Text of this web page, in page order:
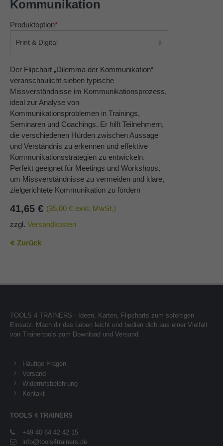
About us
adipiscing elit.
Aenean commodo ligula eget dolor. Aenean massa.
Cum sociis natoque penatibus et magnis dis parturient
montes, nascetur ridiculus mus. Donec quam felis,
ultricies nec.
Kommunikation
Produktoption*
Der Flipchart „Dilemma der Kommunikation“
veranschaulicht sieben typische
Missverständnisse im Kommunikationsprozess,
ideal zur Analyse von
Kommunikationsproblemen in Trainings,
Seminaren und Coachings. Er hilft Teilnehmern,
die verschiedenen Hürden zwischen Aussage
und Verständnis zu erkennen und effektive
Kommunikationsstrategien zu entwickeln.
Perfekt geeignet für Meetings und Workshops,
um Missverständnisse zu vermeiden und klare,
zielgerichtete Kommunikation zu fördern
41,65 € (35,00 € exkl. MwSt.)
zzgl. Versandkosten
Zurück
TOOLS 4 TRAINERS - Ideen, Karten, Flipcharts zum sofortigen
Einsatz. Mach dir das Leben leicht und bedien dich aus einer Vielfalt
von Trainertools zum Download und Versand.
Häufige Fragen
Versand
Widerrufsbelehrung
Kontakt
TOOLS 4 TRAINERS
+49 40 64 42 42 15
info@tools4trainers.de